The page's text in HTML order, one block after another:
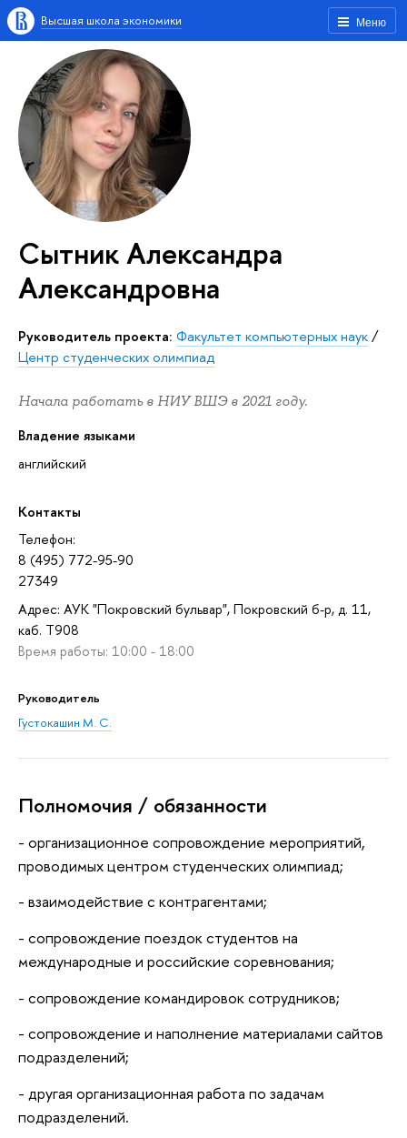
Меню
Высшая школа экономики
Сытник Александра
Александровна
Руководитель проекта: Факультет компьютерных наук/
Центр студенческих олимпиад
Начала работать в НИУ ВШЭ в 2021 году.
Владение языками
английский
Контакты
Телефон:
8 (495) 772-95-90
27349
Адрес: АУК "Покровский бульвар", Покровский б-р, д. 11,
каб. T908
Время работы: 10:00 - 18:00
Руководитель
Густокашин М. С.
Полномочия / обязанности
- организационное сопровождение мероприятий,
проводимых центром студенческих олимпиад;
- взаимодействие с контрагентами;
- сопровождение поездок студентов на
международные и российские соревнования;
- сопровождение командировок сотрудников;
- сопровождение и наполнение материалами сайтов
подразделений;
- другая организационная работа по задачам
подразделений.